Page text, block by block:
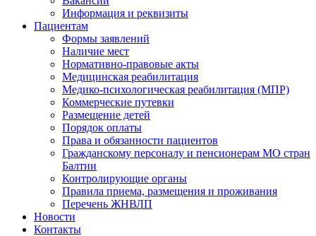
Информация и реквизиты
Пациентам
Формы заявлений
Наличие мест
Нормативно-правовые акты
Медицинская реабилитация
Медико-психологическая реабилитация (МПР)
Коммерческие путевки
Размещение детей
Порядок оплаты
Права и обязанности пациентов
Гражданскому персоналу и пенсионерам МО стран
Балтии
Контролирующие органы
Правила приема, размещения и проживания
Перечень ЖНВЛП
Новости
Контакты